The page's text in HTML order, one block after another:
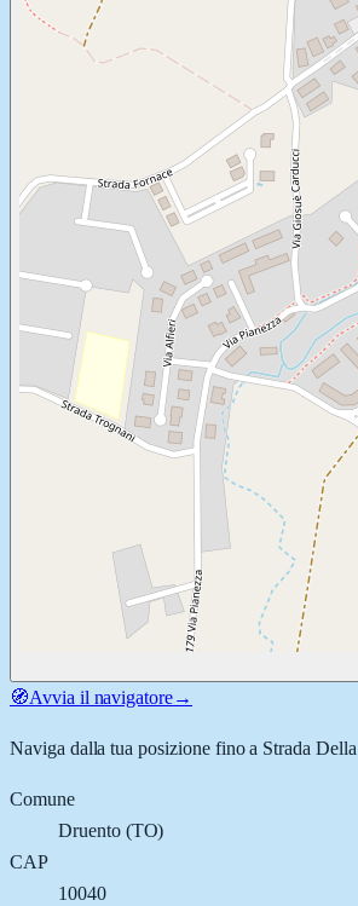
🧭Avvia il navigatore→
Naviga dalla tua posizione fino a Strada
Comune
Druento(TO)
CAP
10040